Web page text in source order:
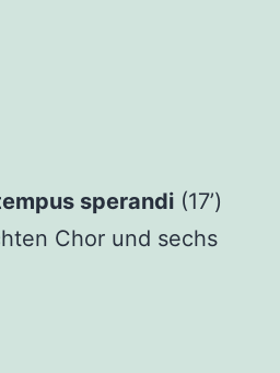
sperandi (17’)
Chor und sechs